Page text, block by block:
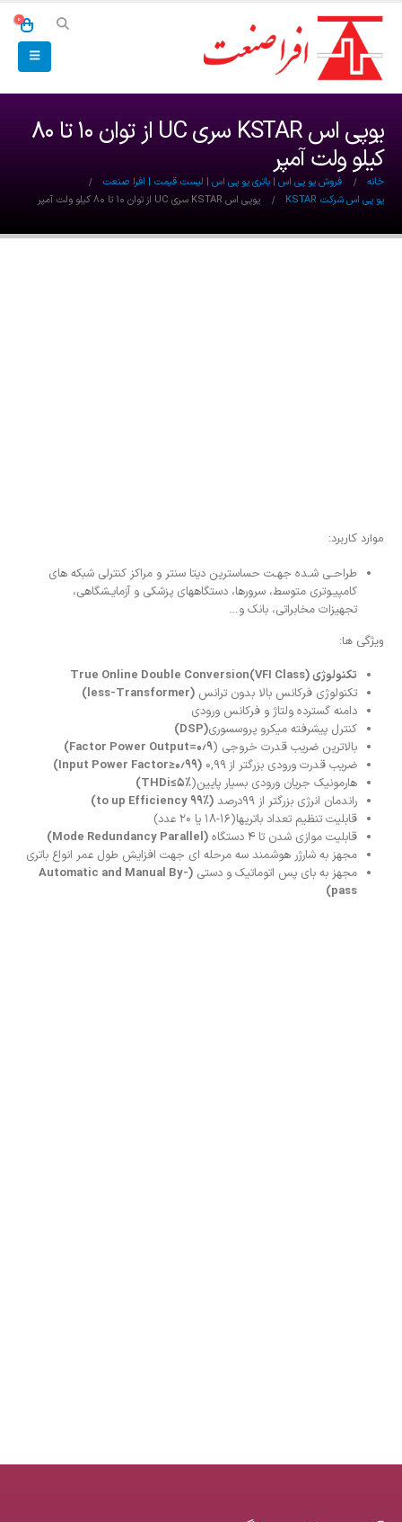
0
یوپی اس KSTAR سری UC از توان ۱۰ تا ۸۰
کیلو ولت آمپر
خانه
فروش یو پی اس | باتری یو پی اس | لیست قیمت | افرا صنعت
یو پی اس شرکت KSTAR
یوپی اس KSTAR سری UC از توان ۱۰ تا ۸۰ کیلو ولت آمپر
موارد کاربرد:
طراحـی شـده جهـت حساسترین دیتا سنتر و مراکز کنترلی شبکه های
کامپیـوتری متوسط، سرورها، دستگاههای پزشکی و آزمایـشگاهی،
تجهیزات مخابراتی، بانک و…
ویژگی ها:
تکنولوژی (True Online Double Conversion(VFI Class
تکنولوژی فرکانس بالا بدون ترانس (less-Transformer)
دامنه گسترده ولتاژ و فرکانس ورودی
کنترل پیشرفته میکرو پروسسوری(DSP)
بالاترین ضریب قدرت خروجی (۰٫۹=Factor Power Output
)
ضریب قدرت ورودی بزرگتر ازInput Power Factor≥۰٫۹۹)۰,۹۹
)
هارمونیک جریان ورودی بسیار پایین(%۵≥THDi)
راندمان انرژی بزرگتر از ۹۹درصد
(%۹۹ to up Efficiency
)
قابلیت تنظیم تعداد باتریها(۱۶-۱۸ یا ۲۰ عدد)
قابلیت موازی شدن تا ۴ دستگاه
(Mode Redundancy Parallel)
مجهز به شارژر هوشمند سه مرحله ای جهت افزایش طول عمر انواع باتری
مجهز به بای پس اتوماتیک و دستی (Automatic and Manual By-
pass)